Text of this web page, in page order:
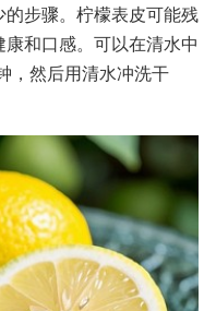
步骤。柠檬表皮可能残
和口感。可以在清水中
，然后用清水冲洗干